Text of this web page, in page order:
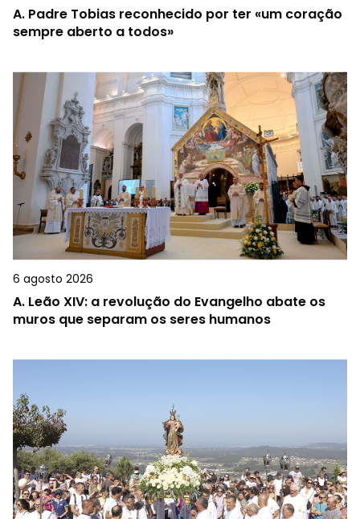
A. Padre Tobias reconhecido por ter «um coração
sempre aberto a todos»
6 agosto 2026
A. Leão XIV: a revolução do Evangelho abate os
muros que separam os seres humanos